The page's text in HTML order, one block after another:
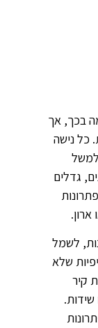
בכך, אך
כל נישה
גדלים
ארון.
לשמל
שלא
קיר
שידות.